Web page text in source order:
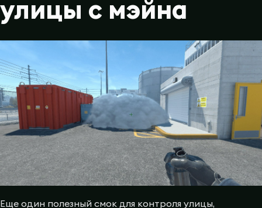
улицы с мэйна
Еще один полезный смок для контроля улицы,